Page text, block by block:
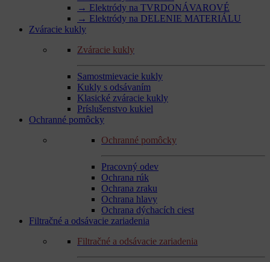
→ Elektródy na TVRDONÁVAROVÉ
→ Elektródy na DELENIE MATERIÁLU
Zváracie kukly
Zváracie kukly
Samostmievacie kukly
Kukly s odsávaním
Klasické zváracie kukly
Príslušenstvo kukiel
Ochranné pomôcky
Ochranné pomôcky
Pracovný odev
Ochrana rúk
Ochrana zraku
Ochrana hlavy
Ochrana dýchacích ciest
Filtračné a odsávacie zariadenia
Filtračné a odsávacie zariadenia